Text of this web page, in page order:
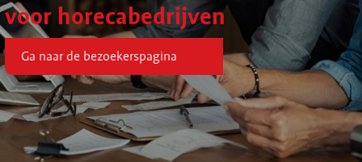
voor horecabedrijven
Ga naar de bezoekerspagina